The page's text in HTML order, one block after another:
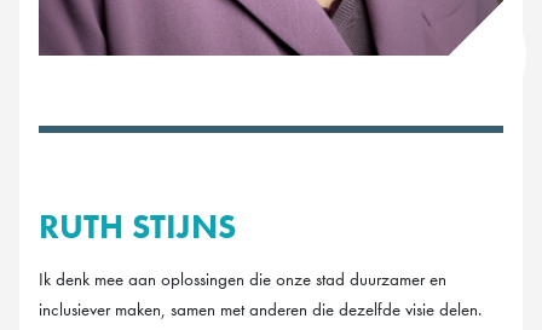
RUTH STIJNS
Ik denk mee aan oplossingen die onze stad duurzamer en
inclusiever maken, samen met anderen die dezelfde visie delen.